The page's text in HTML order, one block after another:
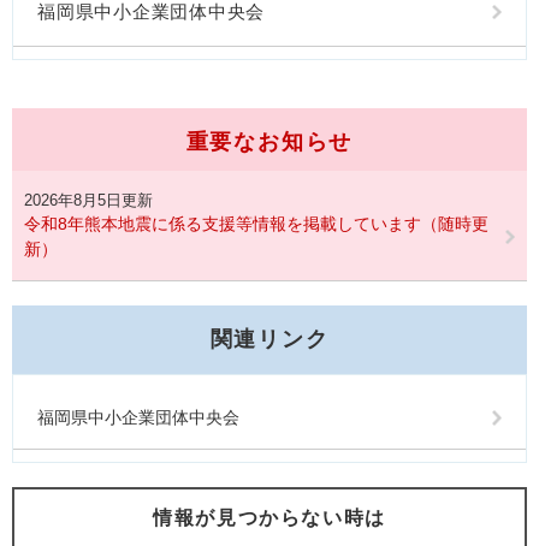
福岡県中小企業団体中央会
重要なお知らせ
2026年8月5日更新
令和8年熊本地震に係る支援等情報を掲載しています（随時更
新）
関連リンク
福岡県中小企業団体中央会
情報が見つからない時は